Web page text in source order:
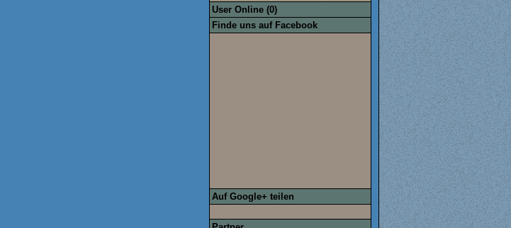
User Online (0)
Finde uns auf Facebook
Auf Google+ teilen